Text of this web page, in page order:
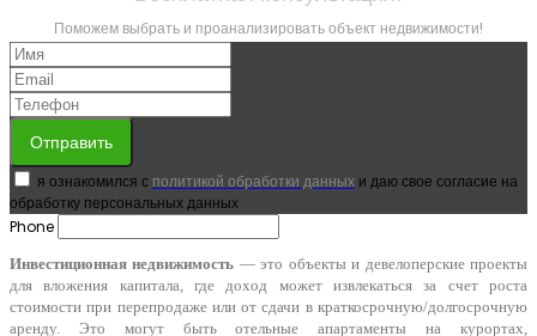
Поможем выбрать и проанализировать объект недвижимости!
Отправить
я ознакомился с политикой обработки данных и даю свое согласие на
обработку персональных данных
Phone
Инвестиционная недвижимость — это объекты и девелоперские проекты
для вложения капитала, где доход может извлекаться за счет роста
стоимости при перепродаже или от сдачи в краткосрочную/долгосрочную
аренду. Это могут быть отельные апартаменты на курортах,